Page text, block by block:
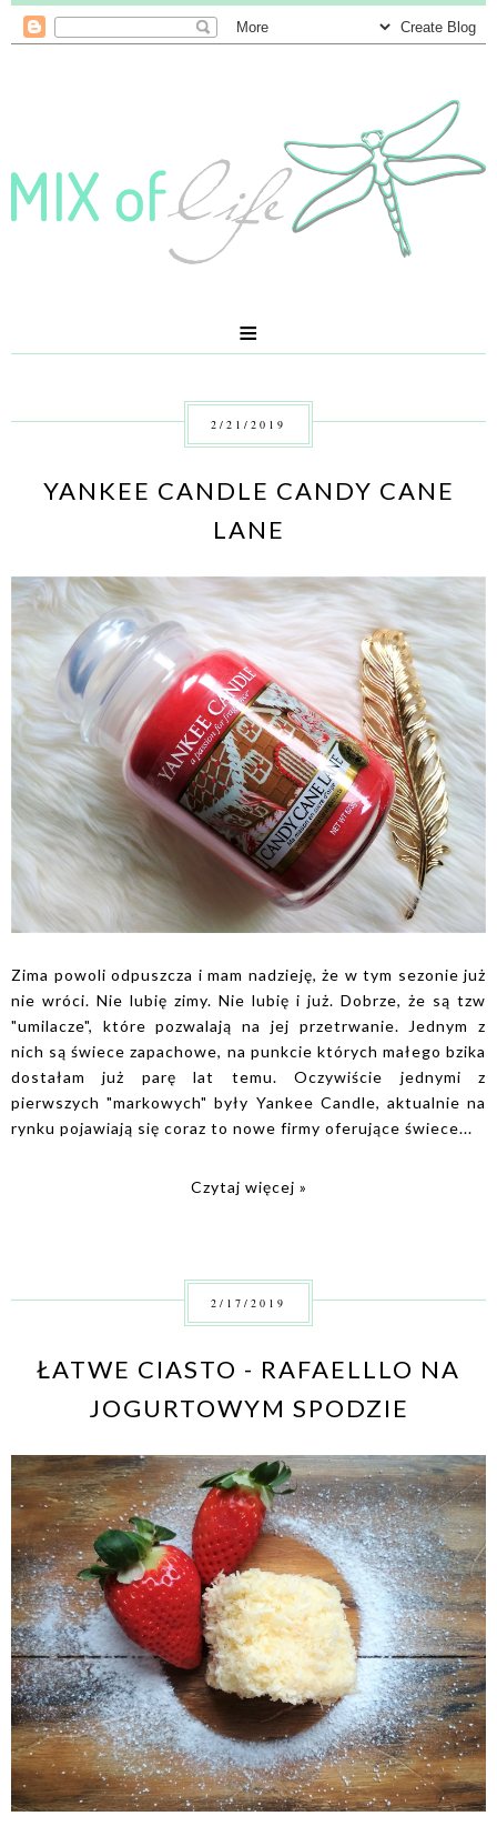
≡
2/21/2019
YANKEE CANDLE CANDY CANE
LANE
Zima powoli odpuszcza i mam nadzieję, że w tym sezonie już
nie wróci. Nie lubię zimy. Nie lubię i już. Dobrze, że są tzw
"umilacze", które pozwalają na jej przetrwanie. Jednym z
nich są świece zapachowe, na punkcie których małego bzika
dostałam już parę lat temu. Oczywiście jednymi z
pierwszych "markowych" były Yankee Candle, aktualnie na
rynku pojawiają się coraz to nowe firmy oferujące świece...
Czytaj więcej »
2/17/2019
ŁATWE CIASTO - RAFAELLLO NA
JOGURTOWYM SPODZIE